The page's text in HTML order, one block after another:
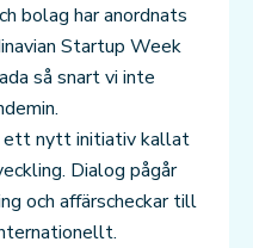
bolag har anordnats
Startup Week
så snart vi inte
ett nytt initiativ kallat
Dialog pågår
och affärscheckar till